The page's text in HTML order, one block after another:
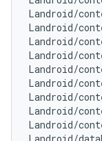
Landroid/
Landroid/
Landroid/
Landroid/
Landroid/
Landroid/
Landroid/
Landroid/
Landroid/